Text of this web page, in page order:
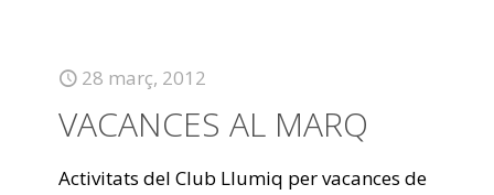
28 març, 2012
VACANCES AL MARQ
Activitats del Club Llumiq per vacances de